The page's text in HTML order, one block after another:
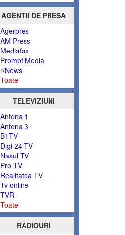
AGENTII DE PRESA
Agerpres
AM Press
Mediafax
Prompt Media
r/News
Toate
TELEVIZIUNI
Antena 1
Antena 3
B1TV
Digi 24 TV
Nasul TV
Pro TV
Realitatea TV
Tv online
TVR
Toate
RADIOURI